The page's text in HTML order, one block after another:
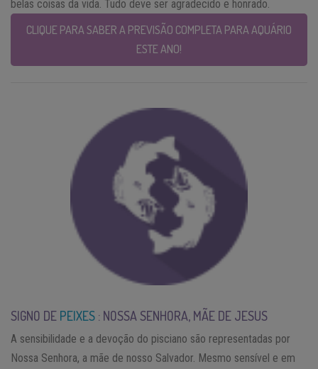
belas coisas da vida. Tudo deve ser agradecido e honrado.
CLIQUE PARA SABER A PREVISÃO COMPLETA PARA AQUÁRIO
ESTE ANO!
SIGNO DE PEIXES : NOSSA SENHORA, MÃE DE JESUS
A sensibilidade e a devoção do pisciano são representadas por
Nossa Senhora, a mãe de nosso Salvador. Mesmo sensível e em